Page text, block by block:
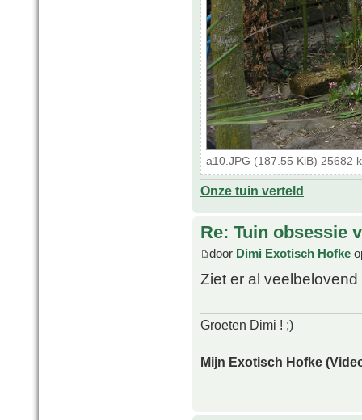
a10.JPG (187.55 KiB) 25682
Onze tuin verteld
Re: Tuin obsessie
door Dimi Exotisch Hofke
Ziet er al
Groeten Dimi ! ;)
Mijn Exotisch Hofke